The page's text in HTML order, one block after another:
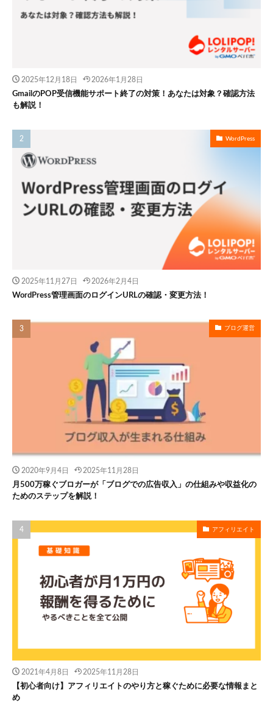
2025年12月18日 2026年1月28日
GmailのPOP受信機能サポート終了の対策！あなたは対象？確認方法
も解説！
WordPress
2025年11月27日 2026年2月4日
WordPress管理画面のログインURLの確認・変更方法！
ブログ運営
2020年9月4日 2025年11月28日
月500万稼ぐブロガーが「ブログでの広告収入」の仕組みや収益化の
ためのステップを解説！
アフィリエイト
2021年4月8日 2025年11月28日
【初心者向け】アフィリエイトのやり方と稼ぐために必要な情報まと
め